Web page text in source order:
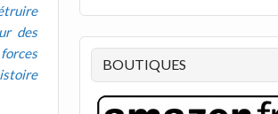
des
BOUTIQUES